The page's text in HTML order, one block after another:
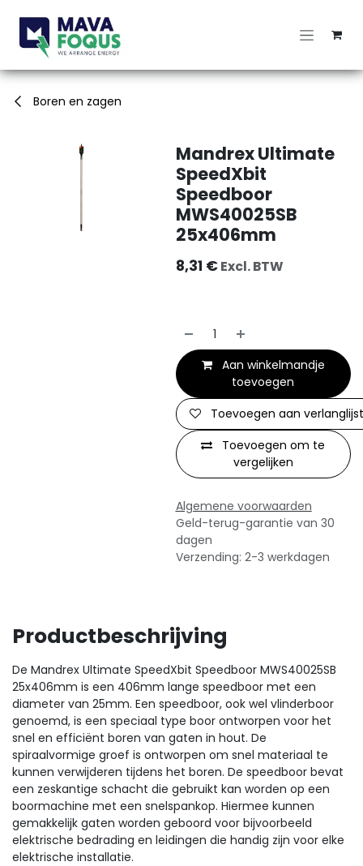
Boren en zagen
Mandrex Ultimate
SpeedXbit
Speedboor
MWS40025SB
25x406mm
8,31 €Excl. BTW
Aan winkelmandje
toevoegen
Toevoegen om te
vergelijken
Toevoegen aan verlanglijst
Algemene voorwaarden
Geld-terug-garantie van 30
dagen
Verzending: 2-3 werkdagen
Productbeschrijving
De Mandrex Ultimate SpeedXbit Speedboor MWS40025SB
25x406mm is een 406mm lange speedboor met een
diameter van 25mm. Een speedboor, ook wel vlinderboor
genoemd, is een speciaal type boor ontworpen voor het
snel en efficiënt boren van gaten in hout. De
spiraalvormige groef is ontworpen om snel materiaal te
kunnen verwijderen tijdens het boren. De speedboor bevat
een zeskantige schacht die gebruikt kan worden op een
boormachine met een snelspankop. Hiermee kunnen
gemakkelijk gaten worden geboord voor bijvoorbeeld
elektrische bedrading en leidingen die handig zijn voor elke
elektrische installatie.